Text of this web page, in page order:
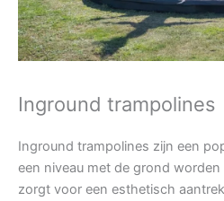
Inground trampolines
Inground trampolines zijn een
een niveau met de grond
zorgt voor een esthetisch